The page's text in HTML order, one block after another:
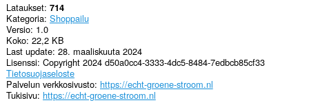
Lataukset 714
Kategoria Shoppailu
Versio 1.0
Koko 22,2 KB
Last update 28. maaliskuuta 2024
Lisenssi Copyright 2024 d50a0cc4-3333-4dc5-8484-7edbcb85cf33
Tietosuojaseloste
Palvelun verkkosivusto https://echt-groene-stroom.nl
Tukisivu https://echt-groene-stroom.nl